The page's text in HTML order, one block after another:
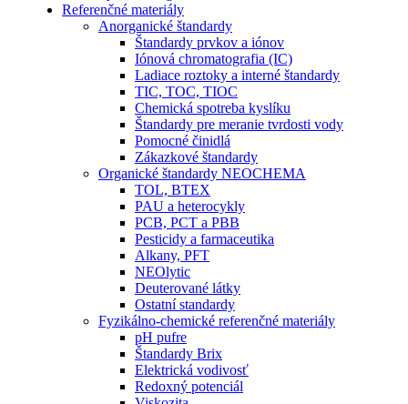
Referenčné materiály
Anorganické štandardy
Štandardy prvkov a iónov
Iónová chromatografia (IC)
Ladiace roztoky a interné štandardy
TIC, TOC, TIOC
Chemická spotreba kyslíku
Štandardy pre meranie tvrdosti vody
Pomocné činidlá
Zákazkové štandardy
Organické štandardy NEOCHEMA
TOL, BTEX
PAU a heterocykly
PCB, PCT a PBB
Pesticidy a farmaceutika
Alkany, PFT
NEOlytic
Deuterované látky
Ostatní standardy
Fyzikálno-chemické referenčné materiály
pH pufre
Štandardy Brix
Elektrická vodivosť
Redoxný potenciál